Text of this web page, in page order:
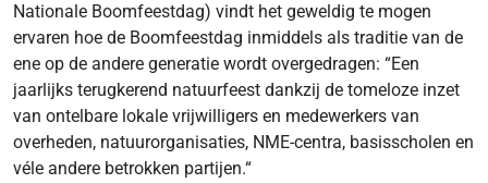
Nationale Boomfeestdag) vindt het geweldig te mogen
ervaren hoe de Boomfeestdag inmiddels als traditie van de
ene op de andere generatie wordt overgedragen: “Een
jaarlijks terugkerend natuurfeest dankzij de tomeloze inzet
van ontelbare lokale vrijwilligers en medewerkers van
overheden, natuurorganisaties, NME-centra, basisscholen en
véle andere betrokken partijen.“